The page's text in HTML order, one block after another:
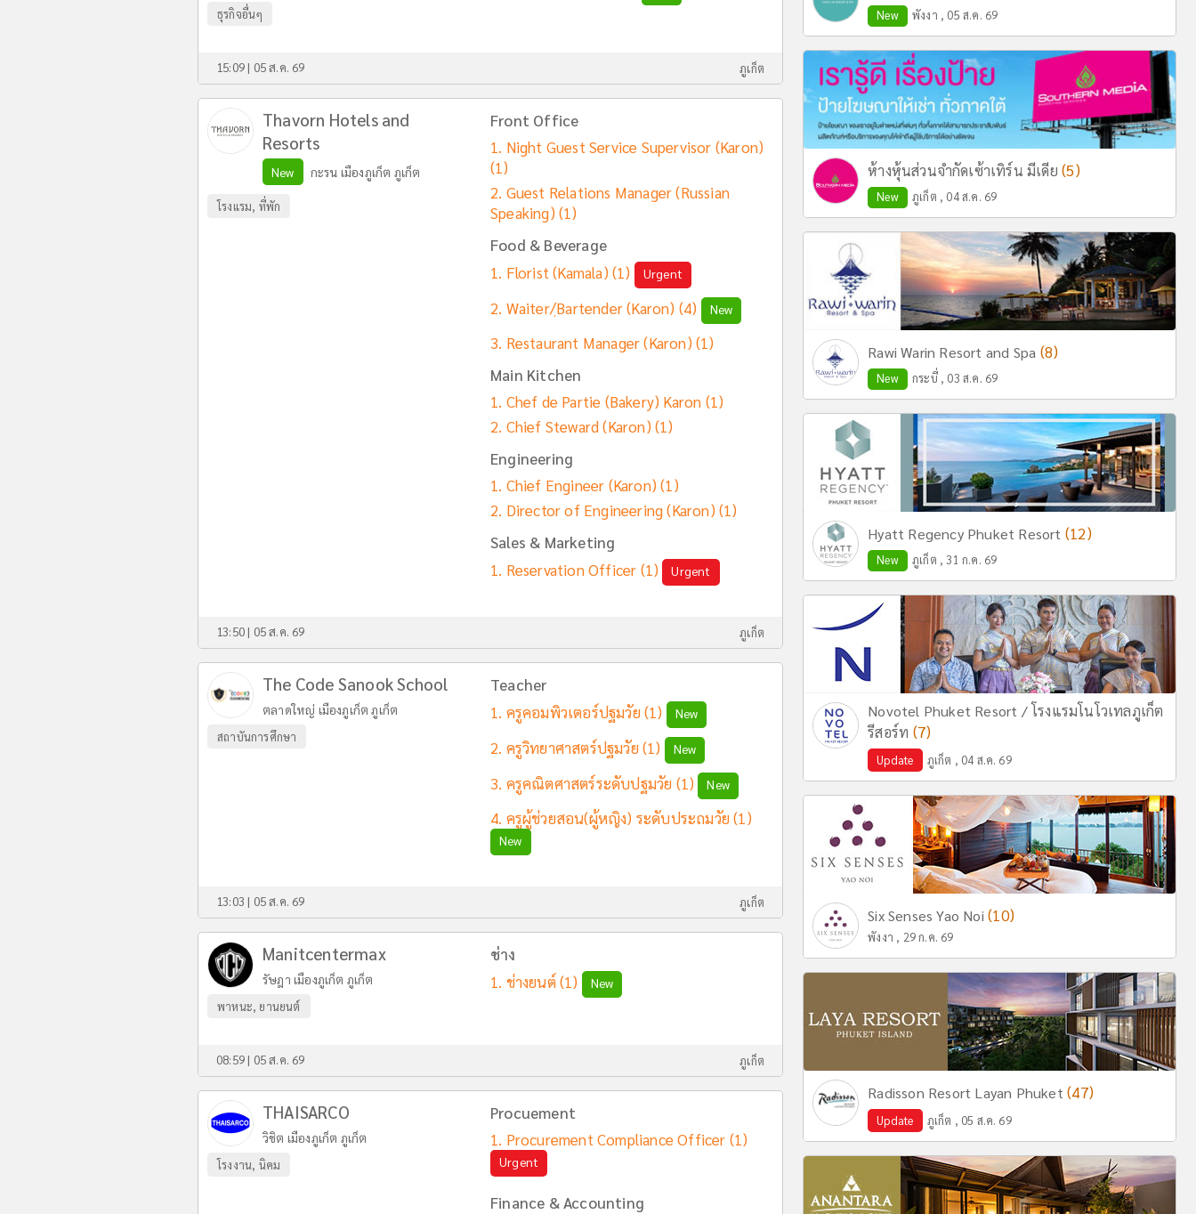
ธุรกิจอื่นๆ
15:09 | 05 ส.ค. 69 ภูเก็ต
Thavorn Hotels and
Resorts
New กะรน เมืองภูเก็ต ภูเก็ต
โรงแรม, ที่พัก
Front Office
Night Guest Service Supervisor (Karon)
(1)
Guest Relations Manager (Russian
Speaking) (1)
Food & Beverage
Florist (Kamala) (1) Urgent
Waiter/ฺBartender (Karon) (4) New
Restaurant Manager (Karon) (1)
Main Kitchen
Chef de Partie (Bakery) Karon (1)
Chief Steward (Karon) (1)
Engineering
Chief Engineer (Karon) (1)
Director of Engineering (Karon) (1)
Sales & Marketing
Reservation Officer (1) Urgent
13:50 | 05 ส.ค. 69 ภูเก็ต
The Code Sanook School
ตลาดใหญ่ เมืองภูเก็ต ภูเก็ต
สถาบันการศึกษา
Teacher
ครูคอมพิวเตอร์ปฐมวัย(1) New
ครูวิทยาศาสตร์ปฐมวัย(1) New
ครูคณิตศาสตร์ระดับปฐมวัย (1) New
ครูผู้ช่วยสอน(ผู้หญิง) ระดับประถมวัย(1)
New
13:03 | 05 ส.ค. 69 ภูเก็ต
Manitcentermax
รัษฎา เมืองภูเก็ต ภูเก็ต
พาหนะ, ยานยนต์
ช่าง
ช่างยนต์(1) New
08:59 | 05 ส.ค. 69 ภูเก็ต
THAISARCO
วิชิต เมืองภูเก็ต ภูเก็ต
โรงงาน, นิคม
Procuement
Procurement Compliance Officer (1)
Urgent
Finance & Accounting
New พังงา , 05 ส.ค. 69
ห้างหุ้นส่วนจำกัดเซ้าเทิร์น มีเดีย(5)
New ภูเก็ต , 04 ส.ค. 69
Rawi Warin Resort and Spa (8)
New กระบี่ , 03 ส.ค. 69
Hyatt Regency Phuket Resort (12)
New ภูเก็ต , 31 ก.ค. 69
Novotel Phuket Resort / โรงแรมโนโวเทลภูเก็ต
รีสอร์ท (7)
Update ภูเก็ต , 04 ส.ค. 69
Six Senses Yao Noi(10)
พังงา , 29 ก.ค. 69
Radisson Resort Layan Phuket(47)
Update ภูเก็ต , 05 ส.ค. 69